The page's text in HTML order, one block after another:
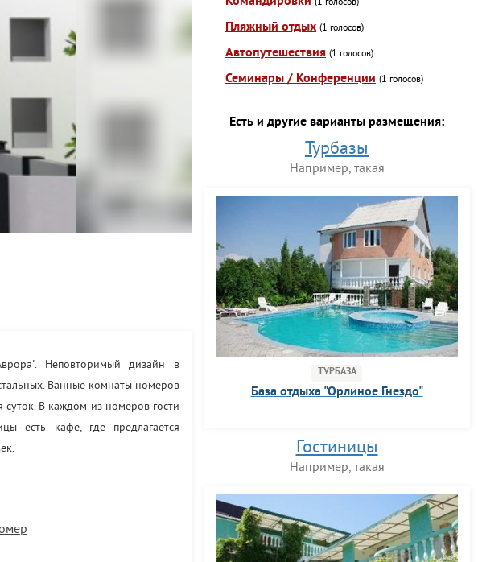
Неповторимый дизайн в
Ванные комнаты номеров
В каждом из номеров гости
есть кафе, где предлагается
(1 голосов)
Пляжный отдых (1 голосов)
Автопутешествия (1 голосов)
Семинары / Конференции (1 голосов)
Есть и другие варианты размещения:
Турбазы
Например, такая
ТУРБАЗА
База отдыха "Орлиное Гнездо"
Гостиницы
Например, такая